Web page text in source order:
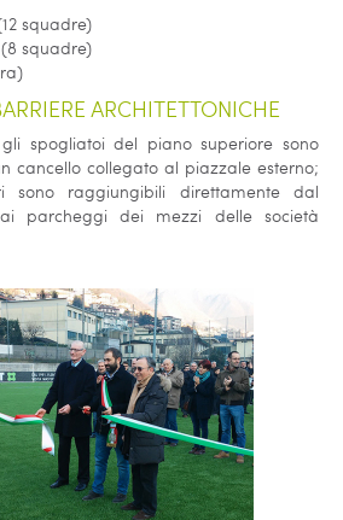
squadre)
squadre)
ARCHITETTONICHE
spogliatoi del piano superiore sono
cancello collegato al piazzale esterno;
sono raggiungibili direttamente dal
parcheggi dei mezzi delle società